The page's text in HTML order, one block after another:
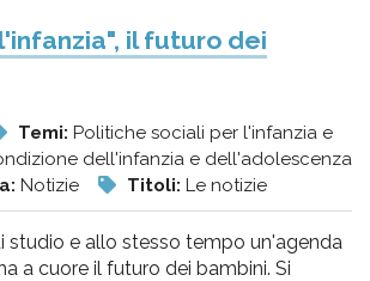
il futuro dei
Temi: Politiche sociali per l'infanzia e
dell'infanzia e dell'adolescenza
Notizie Titoli: Le notizie
studio e allo stesso tempo un'agenda
a cuore il futuro dei bambini. Si